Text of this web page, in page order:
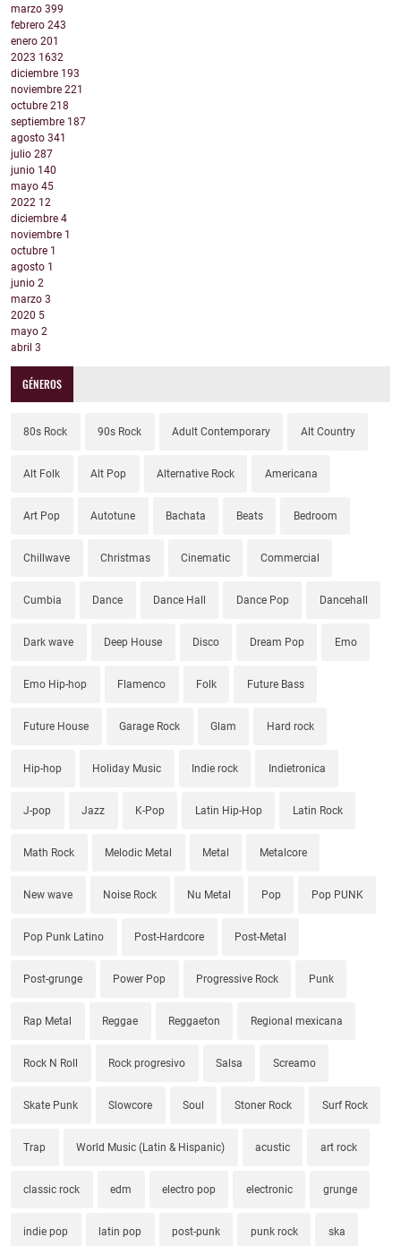
marzo 399
febrero 243
enero 201
2023 1632
diciembre 193
noviembre 221
octubre 218
septiembre 187
agosto 341
julio 287
junio 140
mayo 45
2022 12
diciembre 4
noviembre 1
octubre 1
agosto 1
junio 2
marzo 3
2020 5
mayo 2
abril 3
GÉNEROS
80s Rock 90s Rock Adult Contemporary Alt Country
Alt Folk Alt Pop Alternative Rock Americana
Art Pop Autotune Bachata Beats Bedroom
Chillwave Christmas Cinematic Commercial
Cumbia Dance Dance Hall Dance Pop Dancehall
Dark wave Deep House Disco Dream Pop Emo
Emo Hip-hop Flamenco Folk Future Bass
Future House Garage Rock Glam Hard rock
Hip-hop Holiday Music Indie rock Indietronica
J-pop Jazz K-Pop Latin Hip-Hop Latin Rock
Math Rock Melodic Metal Metal Metalcore
New wave Noise Rock Nu Metal Pop Pop PUNK
Pop Punk Latino Post-Hardcore Post-Metal
Post-grunge Power Pop Progressive Rock Punk
Rap Metal Reggae Reggaeton Regional mexicana
Rock N Roll Rock progresivo Salsa Screamo
Skate Punk Slowcore Soul Stoner Rock Surf Rock
Trap World Music (Latin & Hispanic) acustic art rock
classic rock edm electro pop electronic grunge
indie pop latin pop post-punk punk rock ska